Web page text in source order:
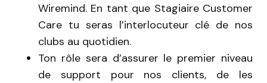
Wiremind. En tant que Stagiaire Customer
Care tu seras l’interlocuteur clé de nos
clubs au quotidien.
Ton rôle sera d’assurer le premier niveau
de support pour nos clients, de les